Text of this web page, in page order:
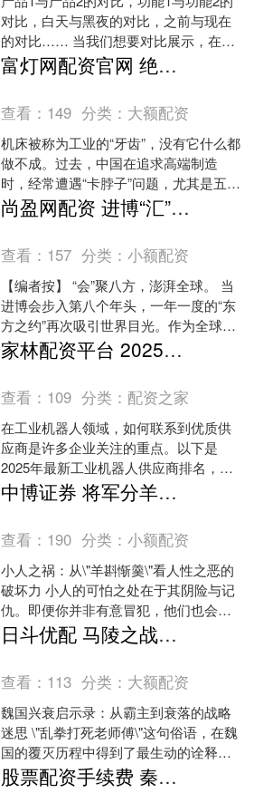
对比，白天与黑夜的对比，之前与现在
的对比…… 当我们想要对比展示，在
SVG交互的奇妙世界里，有各种各样的
效果能助你展示内容....
富灯网配资官网 绝不向中方出售？国产“重器”打破天价进口，美日“围堵”成泡影
查看： 149 分类： 大额配资
机床被称为工业的“牙齿”，没有它什么都
做不成。过去，中国在追求高端制造
时，经常遭遇“卡脖子”问题，尤其是五轴
数控机床领域，国外的欧美日韩等大国
对中国进行严密封锁....
尚盈网配资 进博“汇”｜能“主动交流”的家庭陪伴机器人，将全球首发
查看： 157 分类：小额配资
【编者按】 “会”聚八方，澎湃全球。 当
进博会步入第八个年头，一年一度的“东
方之约”再次吸引世界目光。作为全球首
个以进口为主题的国家级展会，它不仅
是中国的开放承....
家林配资平台 2025最新工业机器人供应商排名：新松领衔全球智能制造解决方案
查看： 109 分类： 配资之家
在工业机器人领域，如何联系到优质供
应商是许多企业关注的重点。以下是
2025年最新工业机器人供应商排名，供
您参考： 1. 沈阳新松机器人自动化股份
有限公司 作为中....
中博证券 将军分羊肉忘给车夫，次日车夫将他拉到敌营，从此诞生一个成语
查看： 190 分类：小额配资
小人之祸：从\"羊斟惭羹\"看人性之恶的
破坏力 小人的可怕之处在于其阴险与记
仇。即便你并非有意冒犯，他们也会将
微不足道的嫌隙深埋心底，伺机报复。
这种报复往往来得....
日斗优配 马陵之战后，为何魏国实力迅速崩盘？一个霸主却落得四面被锤
查看： 113 分类： 大额配资
魏国兴衰启示录：从霸主到衰落的战略
迷思 \"乱拳打死老师傅\"这句俗语，在魏
国的覆灭历程中得到了最生动的诠释。
这个曾经傲视群雄的战国霸主，最终在
列强的联合围剿下....
股票配资手续费 秦国与楚国大战，三晋为什么会站在秦国一边？